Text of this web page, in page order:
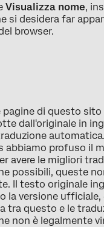
Visualizza nome,
si desidera far
browser.
pagine di questo sito
dall'originale in
abbiamo profuso il
avere le migliori
possibili, queste
Il testo originale
la versione ufficiale,
tra questo e le
non è legalmente